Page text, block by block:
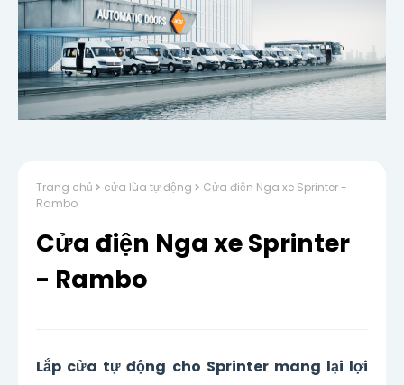
Trang chủ cửa lùa tự động
Cửa điện Nga xe Sprinter -
Rambo
Cửa điện Nga xe Sprinter
- Rambo
Lắp cửa tự động cho Sprinter mang lại lợi